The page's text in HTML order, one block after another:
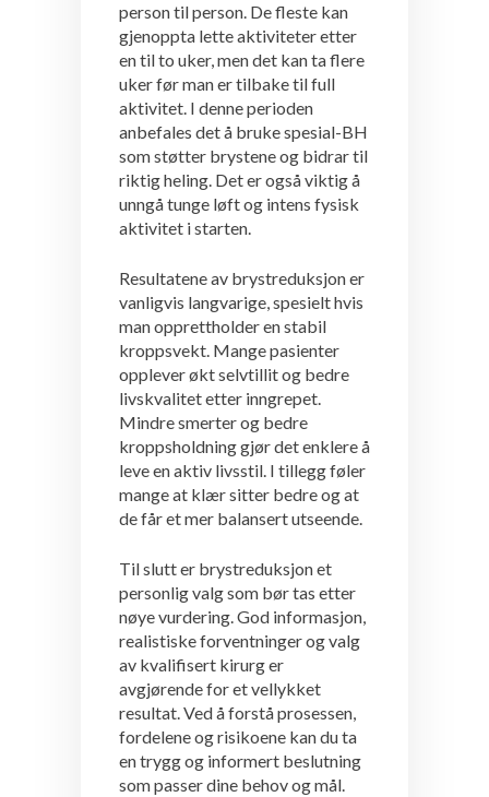
person til person. De fleste kan
gjenoppta lette aktiviteter etter
en til to uker, men det kan ta flere
uker før man er tilbake til full
aktivitet. I denne perioden
anbefales det å bruke spesial-BH
som støtter brystene og bidrar til
riktig heling. Det er også viktig å
unngå tunge løft og intens fysisk
aktivitet i starten.
Resultatene av brystreduksjon er
vanligvis langvarige, spesielt hvis
man opprettholder en stabil
kroppsvekt. Mange pasienter
opplever økt selvtillit og bedre
livskvalitet etter inngrepet.
Mindre smerter og bedre
kroppsholdning gjør det enklere å
leve en aktiv livsstil. I tillegg føler
mange at klær sitter bedre og at
de får et mer balansert utseende.
Til slutt er brystreduksjon et
personlig valg som bør tas etter
nøye vurdering. God informasjon,
realistiske forventninger og valg
av kvalifisert kirurg er
avgjørende for et vellykket
resultat. Ved å forstå prosessen,
fordelene og risikoene kan du ta
en trygg og informert beslutning
som passer dine behov og mål.